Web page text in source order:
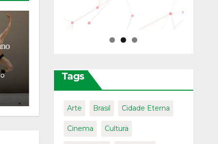
ENTRETENIMENTO
Giorgio Armani vira série de TV
internacional: Ferzan Özpetek
revolucionou a elegância
italiana
31/07/2026
Fanfoni
Tags
Arte Brasil Cidade Eterna
Cinema Cultura